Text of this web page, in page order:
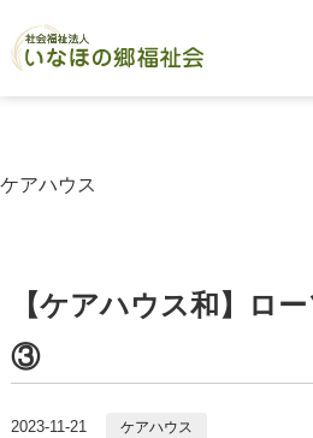
ケアハウス
【ケアハウス和】ロ
③
2023-11-21 ケアハウス